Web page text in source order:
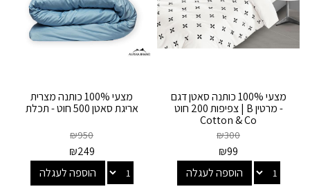
מצעי 100% כותנה סאטן דגם
- מרטין B | צפיפות 200 חוט
Cotton & Co
₪300
₪99
הוספה לעגלה
מצעי 100% כותנה מצרית
אריגת סאטן 500 חוט - תכלת
₪950
₪249
הוספה לעגלה